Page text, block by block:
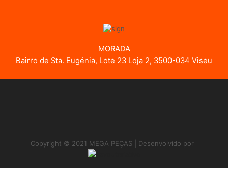
MORADA
Bairro de Sta. Eugénia, Lote 23 Loja 2, 3500-034 Viseu
Copyright © 2021 MEGA PEÇAS | Desenvolvido por